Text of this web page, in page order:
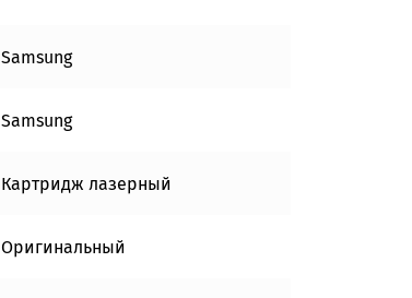
Samsung
Samsung
Картридж лазерный
Оригинальный